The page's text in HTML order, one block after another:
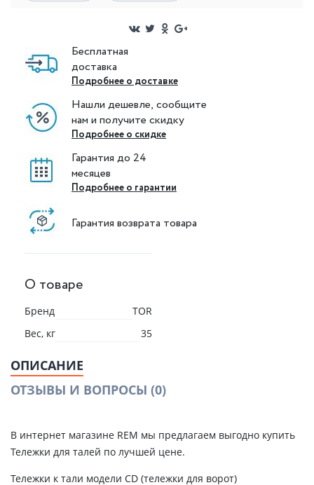
Бесплатная
доставка
Подробнее о доставке
Нашли дешевле, сообщите
нам и получите скидку
Подробнее о скидке
Гарантия до 24
месяцев
Подробнее о гарантии
Гарантия возврата товара
О товаре
Бренд
TOR
Вес, кг
35
ОПИСАНИЕ
ОТЗЫВЫ И ВОПРОСЫ (0)
В интернет магазине REM мы предлагаем выгодно купить
Тележки для талей по лучшей цене.
Тележки к тали модели CD (тележки для ворот)